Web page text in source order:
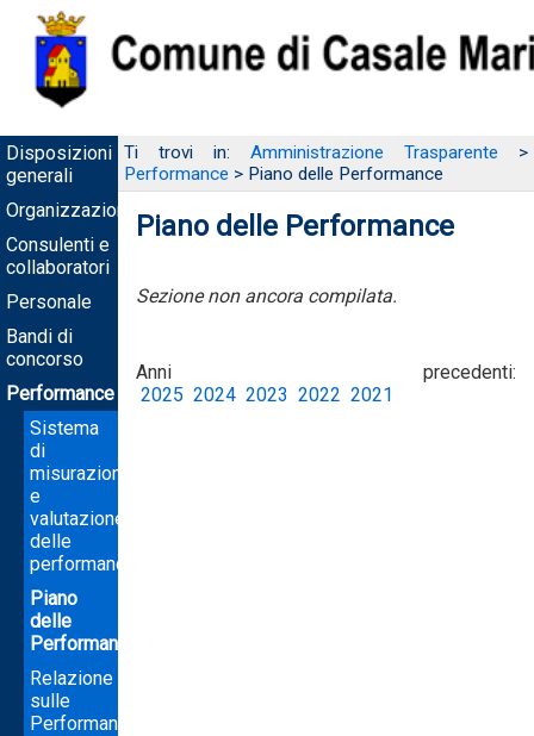
Disposizioni
generali
Organizzazione
Consulenti e
collaboratori
Personale
Bandi di
concorso
Performance
Sistema
di
misurazione
e
valutazione
delle
performance
Piano
delle
Performance
Relazione
sulle
Performance
Ti trovi in: Amministrazione Trasparente >
Performance > Piano delle Performance
Piano delle Performance
Sezione non ancora compilata.
Anni precedenti:
2025 2024 2023 2022 2021